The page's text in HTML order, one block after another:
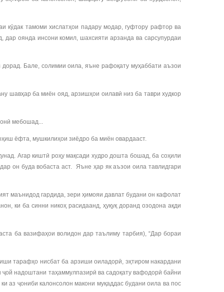
кӯдак тамоми хислатҳои падару модар, гуфтору рафтор ва
оянда инсони комил, шахсияти арзанда ва сарсупурдаи
Бале, солимии оила, яъне рафоқату муҳаббати аъзои
шавҳар ба миён ояд, арзишҳои оилавӣ низ ба таври худкор
мебошад...
ёфта, мушкилиҳои зиёдро ба миён овардааст.
Агар киштӣ роҳу мақсади худро дошта бошад, ба соҳили
он буда вобаста аст. Яъне ҳар як аъзои оила тавлидгари
маънидод гардида, зери ҳимояи давлат будани он кафолат
ки ба синни никоҳ расидаанд, ҳуқуқ доранд озодона ақди
ба вазифаҳои волидон дар таълиму тарбия), “Дар бораи
тарафҳо нисбат ба арзиши оиладорӣ, эҳтиром накардани
надоштани таҳаммулпазирӣ ва садоқату вафодорӣ байни
аз ҷониби калонсолон макони муқаддас будани оила ва пос